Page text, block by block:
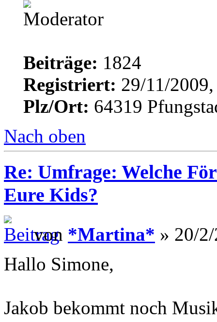
Beiträge: 1824
Registriert: 29/11/
Plz/Ort: 64319
Nach oben
Re: Umfrage: Welche
Eure Kids?
von *Martina* » 20/
Hallo Simone,
Jakob bekommt noch